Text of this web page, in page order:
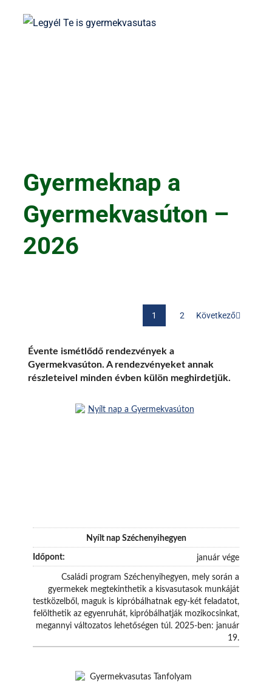
Gyermeknap a
Gyermekvasúton –
2026
1 2 Következő
Évente ismétlődő rendezvények a
Gyermekvasúton. A rendezvényeket annak
részleteivel minden évben külön meghirdetjük.
Nyílt nap Széchenyihegyen
január vége
Családi program Széchenyihegyen, mely során a
gyermekek megtekinthetik a kisvasutasok munkáját
testközelből, maguk is kipróbálhatnak egy-két feladatot,
felölthetik az egyenruhát, kipróbálhatják mozikocsinkat,
megannyi változatos lehetőségen túl. 2025-ben: január
19.